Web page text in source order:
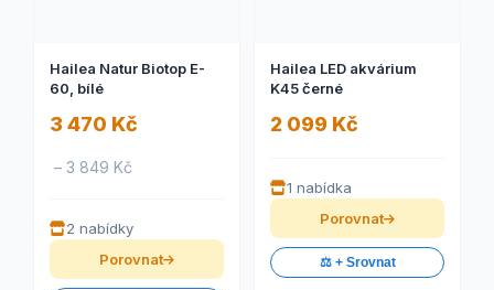
Hailea Natur Biotop E-
60, bílé
3 470 Kč
– 3 849 Kč
2 nabídky
Porovnat
Hailea LED akvárium
K45 černé
2 099 Kč
1 nabídka
Porovnat
⚖️ + Srovnat